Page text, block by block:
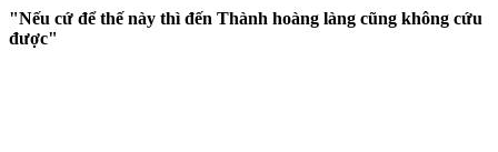
"Nếu cứ để thế này thì đến Thành hoàng làng cũng không cứu
được"